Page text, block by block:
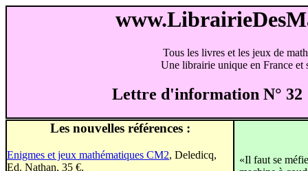
Tous les livres et les jeux de
Une librairie unique en France et
Lettre d'information N°
Les nouvelles références :
Enigmes et jeux mathématiques CM2, Deledicq,
Ed. Nathan, 35 €.
«Il faut se